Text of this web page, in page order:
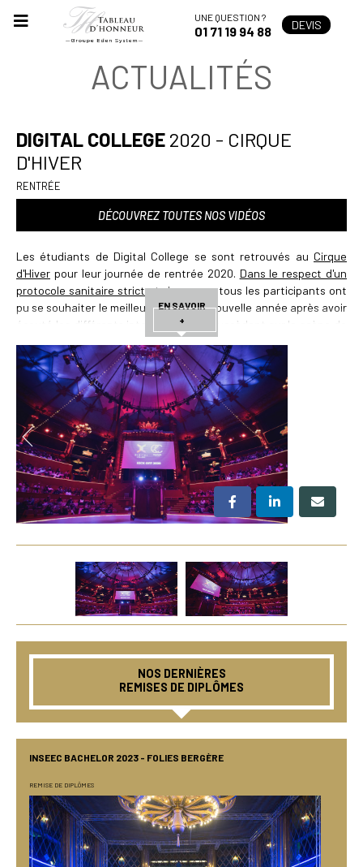
UNE QUESTION ?
01 71 19 94 88 DEVIS
ACTUALITÉS
DIGITAL COLLEGE 2020 - CIRQUE
D'HIVER
RENTRÉE
DÉCOUVREZ TOUTES NOS VIDÉOS
Les étudiants de Digital College se sont retrouvés au Cirque
d'Hiver pour leur journée de rentrée 2020. Dans le respect d'un
protocole sanitaire strict et rigoureux, tous les participants ont
pu se souhaiter le meilleur pour cette nouvelle année après avoir
écouté les différents intervenants se succèdant sur la scène de
EN SAVOIR
+
NOS DERNIÈRES
REMISES DE DIPLÔMES
INSEEC BACHELOR 2023 - FOLIES BERGÈRE
REMISE DE DIPLÔMES